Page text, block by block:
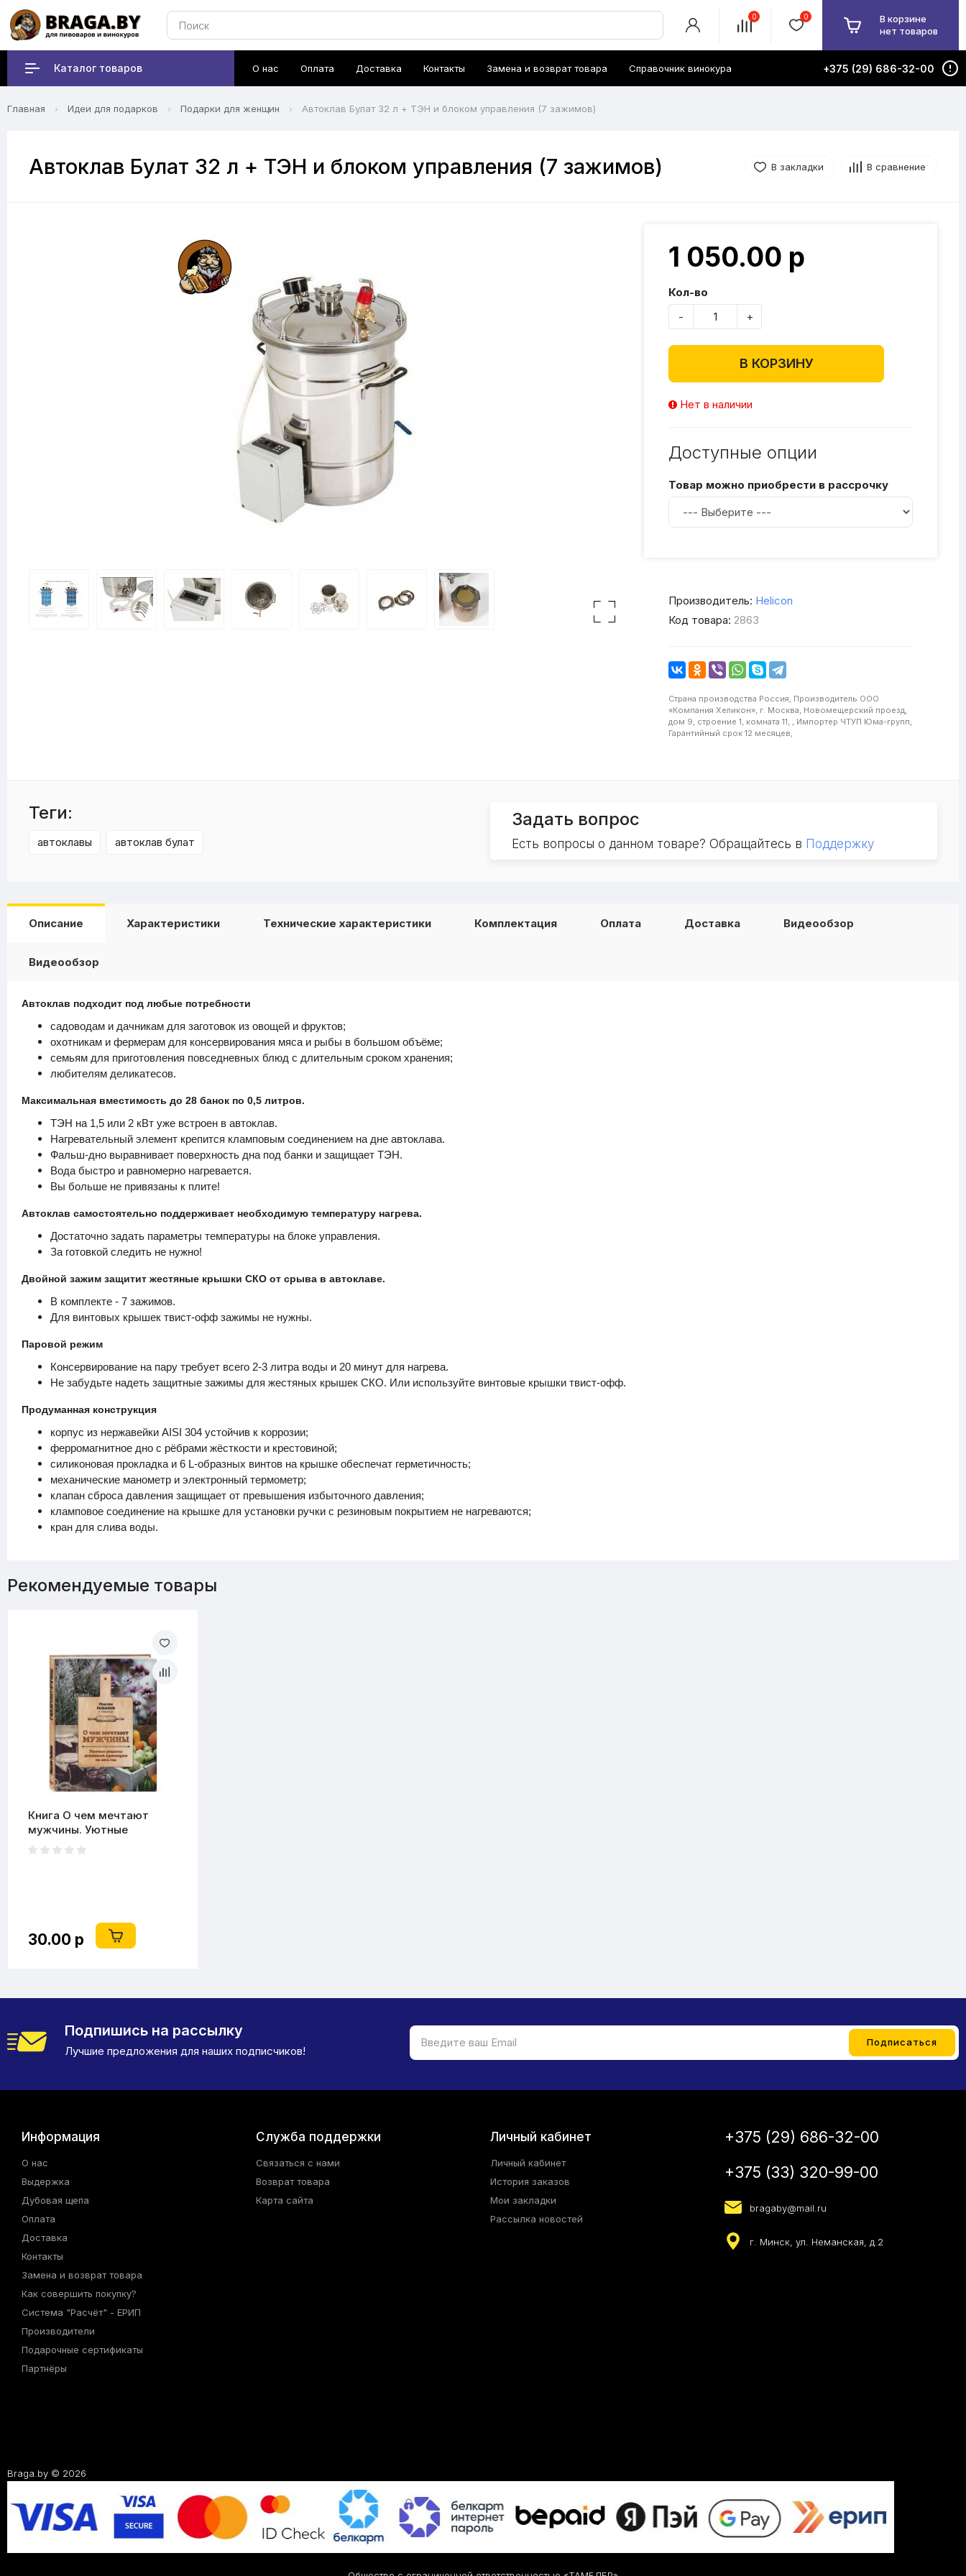
0 0
В корзине
нет товаров
Каталог товаров О нас Оплата Доставка Контакты Замена и возврат товара Справочник винокура +375 (29) 686-32-00
Главная Идеи для подарков Подарки для женщин Автоклав Булат 32 л + ТЭН и блоком управления (7 зажимов)
Автоклав Булат 32 л + ТЭН и блоком управления (7 зажимов) В закладки В сравнение
1 050.00 р
Кол-во
-
+
В КОРЗИНУ
Нет в наличии
Доступные опции
Товар можно приобрести в рассрочку
Производитель: Helicon
Код товара: 2863
Страна производства Россия, Производитель ООО
«Компания Хеликон», г. Москва, Новомещерский проезд,
дом 9, строение 1, комната 11, , Импортер ЧТУП Юма-групп,
Гарантийный срок 12 месяцев,
Теги:
автоклавы автоклав булат
Задать вопрос
Есть вопросы о данном товаре? Обращайтесь в Поддержку
Описание Характеристики Технические характеристики Комплектация Оплата Доставка Видеообзор
Видеообзор
Автоклав подходит под любые потребности
садоводам и дачникам для заготовок из овощей и фруктов;
охотникам и фермерам для консервирования мяса и рыбы в большом объёме;
семьям для приготовления повседневных блюд с длительным сроком хранения;
любителям деликатесов.
Максимальная вместимость до 28 банок по 0,5 литров.
ТЭН на 1,5 или 2 кВт уже встроен в автоклав.
Нагревательный элемент крепится кламповым соединением на дне автоклава.
Фальш-дно выравнивает поверхность дна под банки и защищает ТЭН.
Вода быстро и равномерно нагревается.
Вы больше не привязаны к плите!
Автоклав самостоятельно поддерживает необходимую температуру нагрева.
Достаточно задать параметры температуры на блоке управления.
За готовкой следить не нужно!
Двойной зажим защитит жестяные крышки СКО от срыва в автоклаве.
В комплекте - 7 зажимов.
Для винтовых крышек твист-офф зажимы не нужны.
Паровой режим
Консервирование на пару требует всего 2-3 литра воды и 20 минут для нагрева.
Не забудьте надеть защитные зажимы для жестяных крышек СКО. Или используйте винтовые крышки твист-офф.
Продуманная конструкция
корпус из нержавейки AISI 304 устойчив к коррозии;
ферромагнитное дно с рёбрами жёсткости и крестовиной;
силиконовая прокладка и 6 L-образных винтов на крышке обеспечат герметичность;
механические манометр и электронный термометр;
клапан сброса давления защищает от превышения избыточного давления;
кламповое соединение на крышке для установки ручки с резиновым покрытием не нагреваются;
кран для слива воды.
Рекомендуемые товары
Книга О чем мечтают
мужчины. Уютные
рецепты домашней
кулинарии на весь год
30.00 р
Подпишись на рассылку
Лучшие предложения для наших подписчиков!
Информация
О нас
Выдержка
Дубовая щепа
Оплата
Доставка
Контакты
Замена и возврат товара
Как совершить покупку?
Система "Расчёт" - ЕРИП
Производители
Подарочные сертификаты
Партнёры
Служба поддержки
Связаться с нами
Возврат товара
Карта сайта
Личный кабинет
Личный кабинет
История заказов
Мои закладки
Рассылка новостей
+375 (29) 686-32-00
+375 (33) 320-99-00
bragaby@mail.ru
г. Минск, ул. Неманская, д.2
Braga.by © 2026